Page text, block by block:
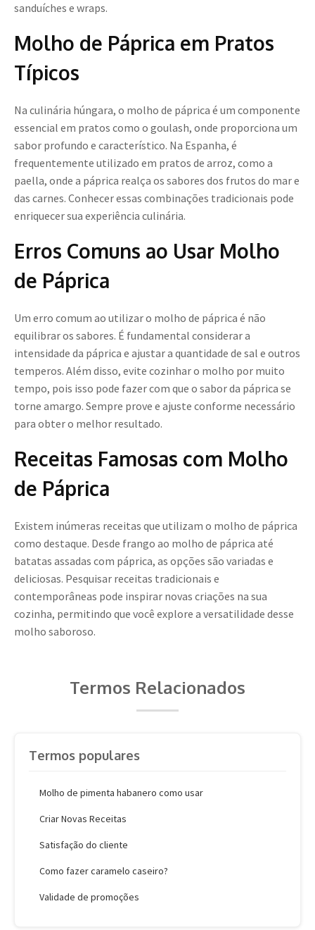
sanduíches e wraps.
Molho de Páprica em Pratos
Típicos
Na culinária húngara, o molho de páprica é um componente
essencial em pratos como o goulash, onde proporciona um
sabor profundo e característico. Na Espanha, é
frequentemente utilizado em pratos de arroz, como a
paella, onde a páprica realça os sabores dos frutos do mar e
das carnes. Conhecer essas combinações tradicionais pode
enriquecer sua experiência culinária.
Erros Comuns ao Usar Molho
de Páprica
Um erro comum ao utilizar o molho de páprica é não
equilibrar os sabores. É fundamental considerar a
intensidade da páprica e ajustar a quantidade de sal e outros
temperos. Além disso, evite cozinhar o molho por muito
tempo, pois isso pode fazer com que o sabor da páprica se
torne amargo. Sempre prove e ajuste conforme necessário
para obter o melhor resultado.
Receitas Famosas com Molho
de Páprica
Existem inúmeras receitas que utilizam o molho de páprica
como destaque. Desde frango ao molho de páprica até
batatas assadas com páprica, as opções são variadas e
deliciosas. Pesquisar receitas tradicionais e
contemporâneas pode inspirar novas criações na sua
cozinha, permitindo que você explore a versatilidade desse
molho saboroso.
Termos Relacionados
Termos populares
Molho de pimenta habanero como usar
Criar Novas Receitas
Satisfação do cliente
Como fazer caramelo caseiro?
Validade de promoções